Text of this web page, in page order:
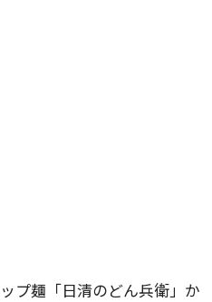
プ麺「日清のどん兵衛」か